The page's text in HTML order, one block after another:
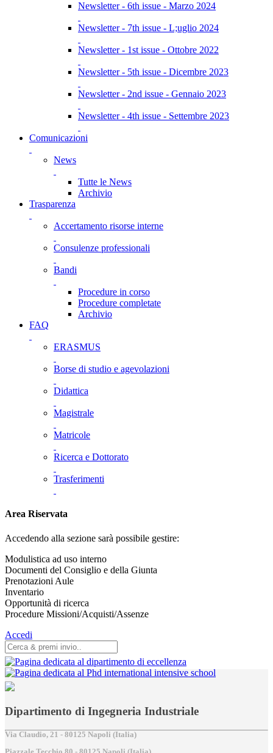
Newsletter - 6th issue - Marzo 2024
Newsletter - 7th issue - L;uglio 2024
Newsletter - 1st issue - Ottobre 2022
Newsletter - 5th issue - Dicembre 2023
Newsletter - 2nd issue - Gennaio 2023
Newsletter - 4th issue - Settembre 2023
Comunicazioni
News
Tutte le News
Archivio
Trasparenza
Accertamento risorse interne
Consulenze professionali
Bandi
Procedure in corso
Procedure completate
Archivio
FAQ
ERASMUS
Borse di studio e agevolazioni
Didattica
Magistrale
Matricole
Ricerca e Dottorato
Trasferimenti
Area Riservata
Accedendo alla sezione sarà possibile gestire:
Modulistica ad uso interno
Documenti del Consiglio e della Giunta
Prenotazioni Aule
Inventario
Opportunità di ricerca
Procedure Missioni/Acquisti/Assenze
Accedi
Dipartimento di Ingegneria Industriale
Via Claudio, 21 - 80125 Napoli (Italia)